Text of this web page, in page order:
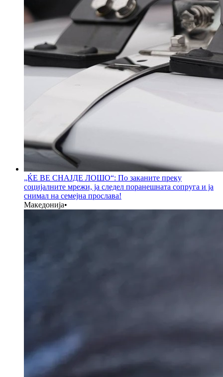
„ЌЕ ВЕ СНАЈДЕ ЛОШО“: По заканите преку
социјалните мрежи, ја следел поранешната сопруга и ја
снимал на семејна прослава!
Македонија•